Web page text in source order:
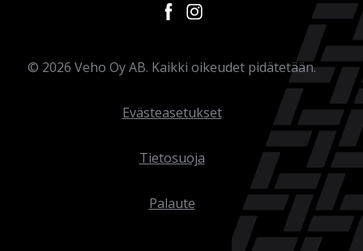
© 2026 Veho Oy AB. Kaikki oikeudet pidätetään.
Evästeasetukset
Tietosuoja
Palaute